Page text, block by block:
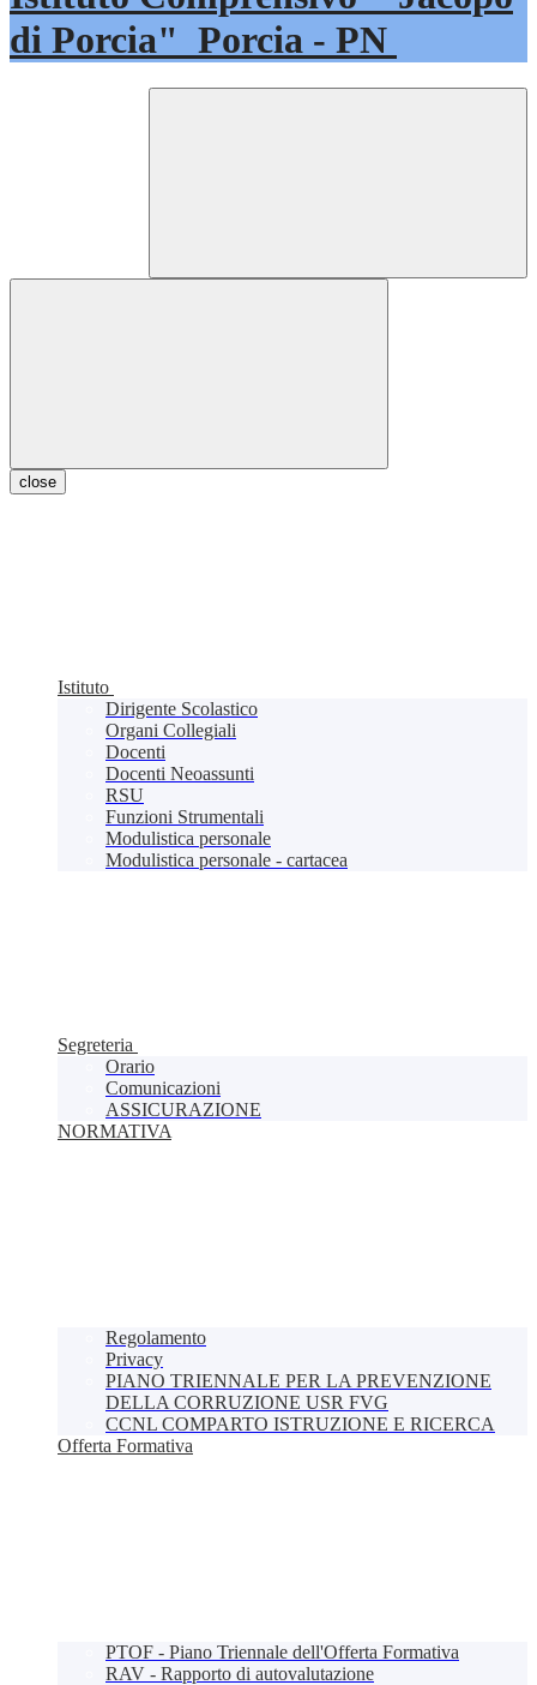
di Porcia" Porcia - PN
close
Istituto
Dirigente Scolastico
Organi Collegiali
Docenti
Docenti Neoassunti
RSU
Funzioni Strumentali
Modulistica personale
Modulistica personale - cartacea
Segreteria
Orario
Comunicazioni
ASSICURAZIONE
NORMATIVA
Regolamento
Privacy
PIANO TRIENNALE PER LA PREVENZIONE
DELLA CORRUZIONE USR FVG
CCNL COMPARTO ISTRUZIONE E RICERCA
Offerta Formativa
PTOF - Piano Triennale dell'Offerta Formativa
RAV - Rapporto di autovalutazione